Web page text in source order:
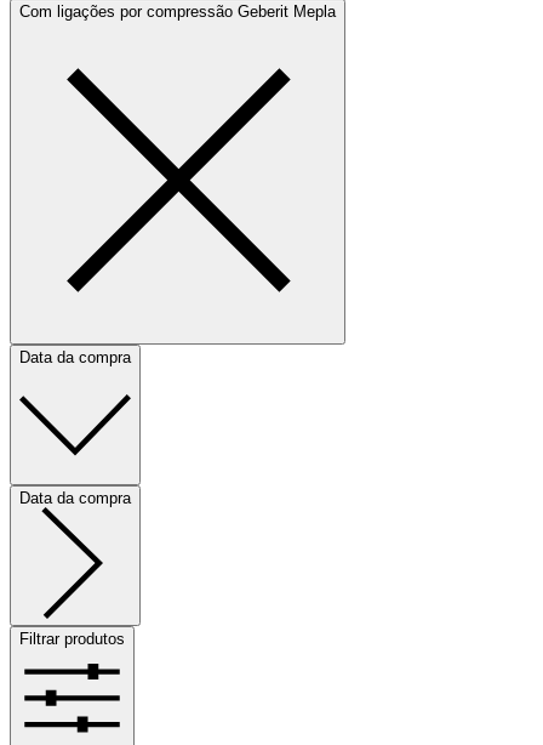
Com ligações por compressão Geberit Mepla
Data da compra
Data da compra
Filtrar produtos